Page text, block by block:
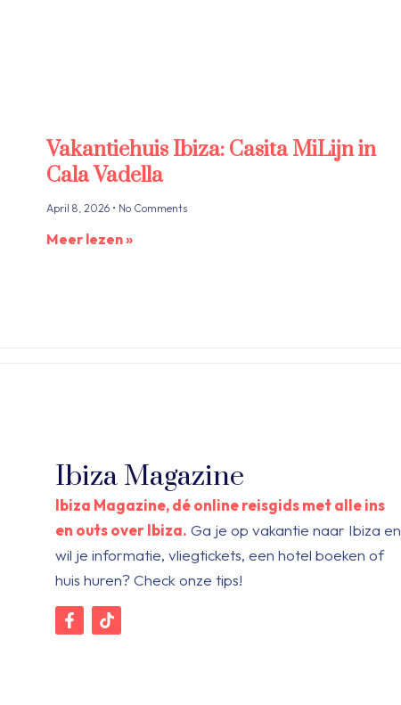
Vakantiehuis Ibiza: Casita MiLijn in
Cala Vadella
April 8, 2026 No Comments
Meer lezen »
Ibiza Magazine
Ibiza Magazine, dé online reisgids met alle ins
en outs over Ibiza. Ga je op vakantie naar Ibiza en
wil je informatie, vliegtickets, een hotel boeken of
huis huren? Check onze tips!